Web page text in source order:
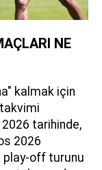
NE
kalmak için
tarihinde,
2026
play-off turunu